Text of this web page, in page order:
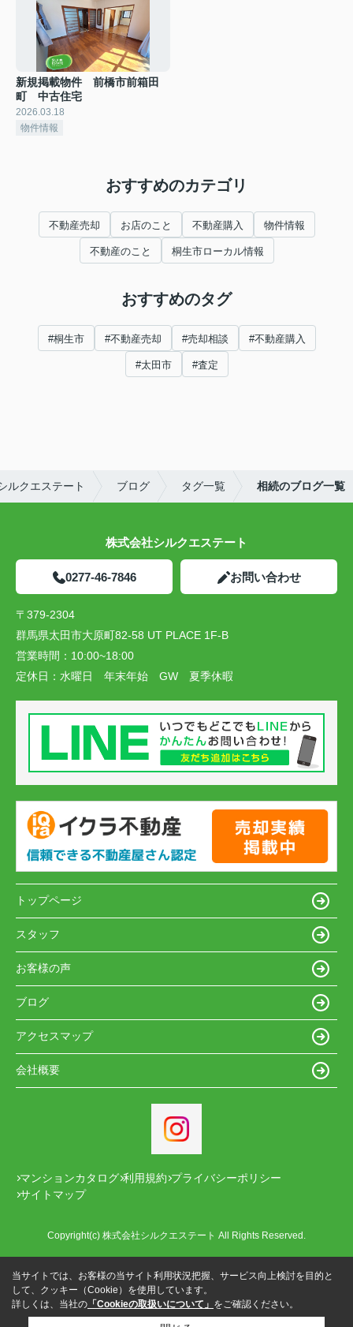
新規掲載物件 前橋市前箱田
町 中古住宅
2026.03.18
物件情報
おすすめのカテゴリ
不動産売却 お店のこと 不動産購入 物件情報
不動産のこと 桐生市ローカル情報
おすすめのタグ
#桐生市 #不動産売却 #売却相談 #不動産購入
#太田市 #査定
ルクエステート ブログ タグ一覧 相続のブログ一覧
株式会社シルクエステート
0277-46-7846 お問い合わせ
〒379-2304
群馬県太田市大原町82-58 UT PLACE 1F-B
営業時間： 10:00~18:00
定休日： 水曜日 年末年始 GW 夏季休暇
トップページ
スタッフ
お客様の声
ブログ
アクセスマップ
会社概要
マンションカタログ 利用規約 プライバシーポリシー
サイトマップ
Copyright(c) 株式会社シルクエステート All Rights Reserved.
当サイトでは、お客様の当サイト利用状況把握、サービス向上検討を目的と
して、クッキー（Cookie）を使用しています。
詳しくは、当社の 「Cookieの取扱いについて」 をご確認ください。